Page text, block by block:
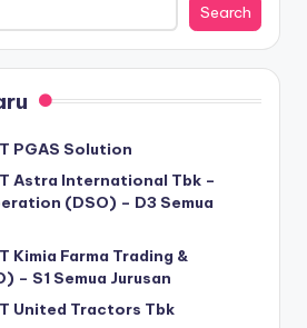
Search
PGAS Solution
Astra International Tbk –
(DSO) – D3 Semua
Kimia Farma Trading &
– S1 Semua Jurusan
United Tractors Tbk